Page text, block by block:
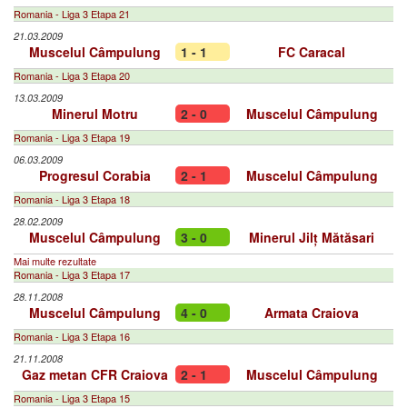
Romania - Liga 3 Etapa 21
21.03.2009
Muscelul Câmpulung 1 - 1 FC Caracal
Romania - Liga 3 Etapa 20
13.03.2009
Minerul Motru 2 - 0 Muscelul Câmpulung
Romania - Liga 3 Etapa 19
06.03.2009
Progresul Corabia 2 - 1 Muscelul Câmpulung
Romania - Liga 3 Etapa 18
28.02.2009
Muscelul Câmpulung 3 - 0 Minerul Jilț Mătăsari
Mai multe rezultate
Romania - Liga 3 Etapa 17
28.11.2008
Muscelul Câmpulung 4 - 0 Armata Craiova
Romania - Liga 3 Etapa 16
21.11.2008
Gaz metan CFR Craiova 2 - 1 Muscelul Câmpulung
Romania - Liga 3 Etapa 15